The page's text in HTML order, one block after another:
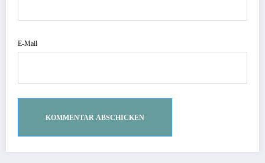
E-Mail